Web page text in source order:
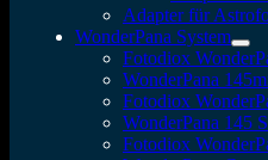
Adapter für
WonderPana System
Fotodiox
WonderPana
Fotodiox
WonderPana 145
Fotodiox